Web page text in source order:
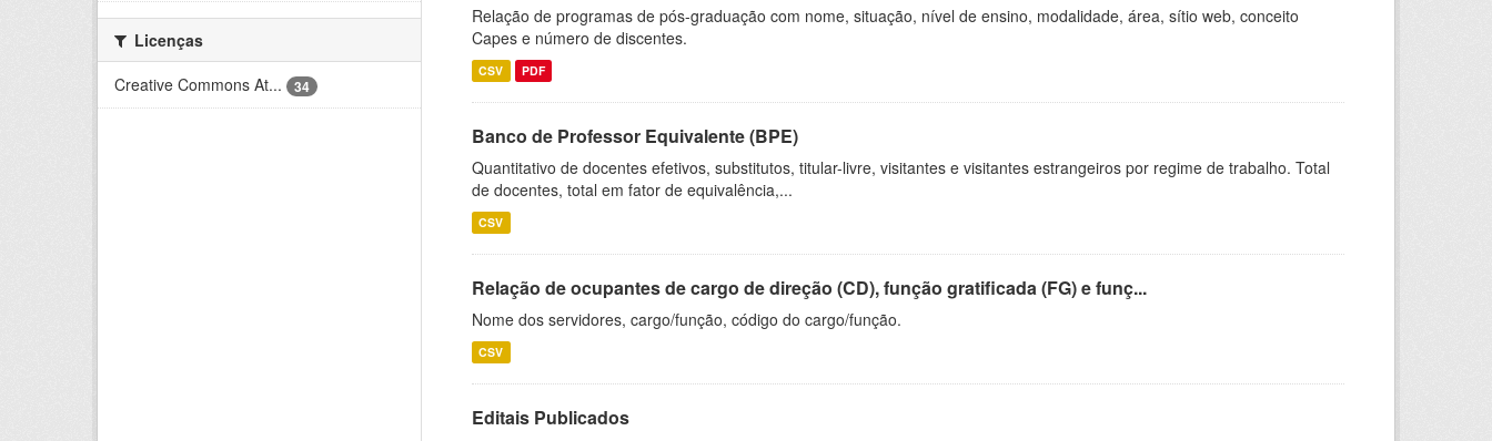
Licenças
Creative Commons At...
34
Relação de programas de pós-graduação com nome, situação, nível de ensino, modalidade, área, sítio web, conceito
Capes e número de discentes.
CSV PDF
Banco de Professor Equivalente (BPE)
Quantitativo de docentes efetivos, substitutos, titular-livre, visitantes e visitantes estrangeiros por regime de trabalho. Total
de docentes, total em fator de equivalência,...
CSV
Relação de ocupantes de cargo de direção (CD), função gratificada (FG) e funç...
Nome dos servidores, cargo/função, código do cargo/função.
CSV
Editais Publicados